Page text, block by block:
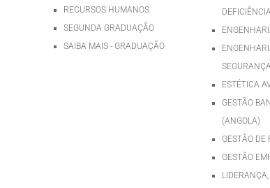
RECURSOS HUMANOS
SEGUNDA GRADUAÇÃO
SAIBA MAIS - GRADUAÇÃO
ESTÉTICA
GESTÃO
(ANGOLA)
GESTÃO DE
GESTÃO